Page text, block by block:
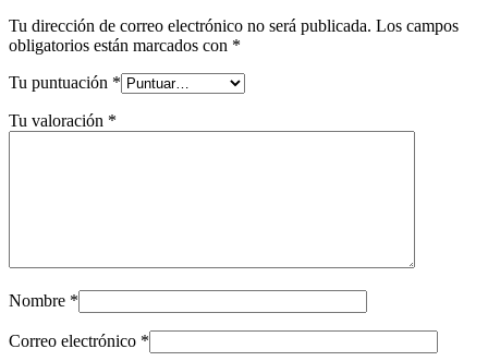
Tu dirección de correo electrónico no será publicada. Los campos
obligatorios están marcados con *
Tu puntuación *
Tu valoración *
Nombre *
Correo electrónico *